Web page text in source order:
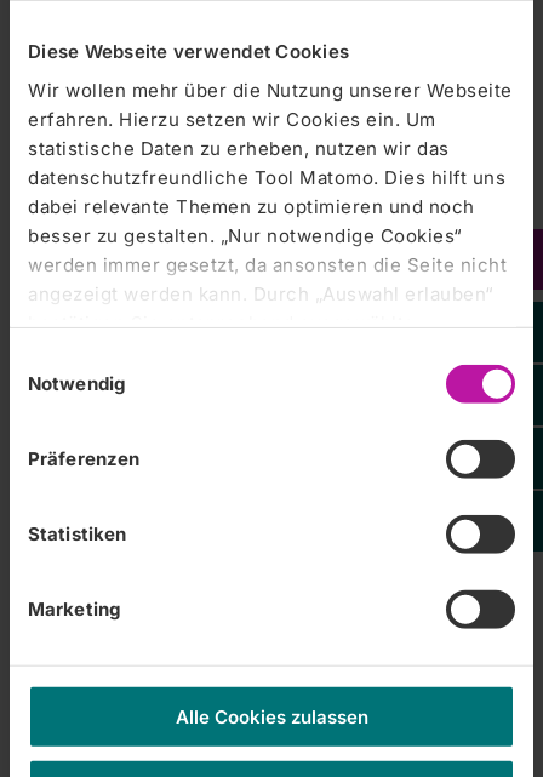
Diese Webseite verwendet Cookies
Wir wollen mehr über die Nutzung unserer Webseite
erfahren. Hierzu setzen wir Cookies ein. Um
statistische Daten zu erheben, nutzen wir das
datenschutzfreundliche Tool Matomo. Dies hilft uns
dabei relevante Themen zu optimieren und noch
besser zu gestalten. „Nur notwendige Cookies“
werden immer gesetzt, da ansonsten die Seite nicht
angezeigt werden kann. Durch „Auswahl erlauben“
bestätigen Sie entsprechend ausgewählte
erlauben Sie alle eingesetzten Cookies. Sie können
Ihre
Einstellungen anpassen. Weitere Informationen
finden Sie auch in unserer
Datenschutzerklärung
Notwendig
Präferenzen
Statistiken
Marketing
Alle Cookies zulassen
Neue Chefärztin in der Kardiologie
Bad Berka, 1. Oktober 2018 --- Prof. Dr. med. Julinda
Mehilli ist ab heute neue Chefärztin der Klinik für
Kardiologie an der Zentralklinik Bad Berka. Die Fachärztin
für Innere Medizin und Kardiologie war bis zu ihrem…
Zentralklinik Bad Berka |29.09.2018
Feuerwehrübung an der Zentralklinik
Auszeichnung als Weaningzentrum
Weaningszentrum zertifiziert worden. Die Deutsche
Gesellschaft für Pneumologie und Beatmungsmedizin e.V.